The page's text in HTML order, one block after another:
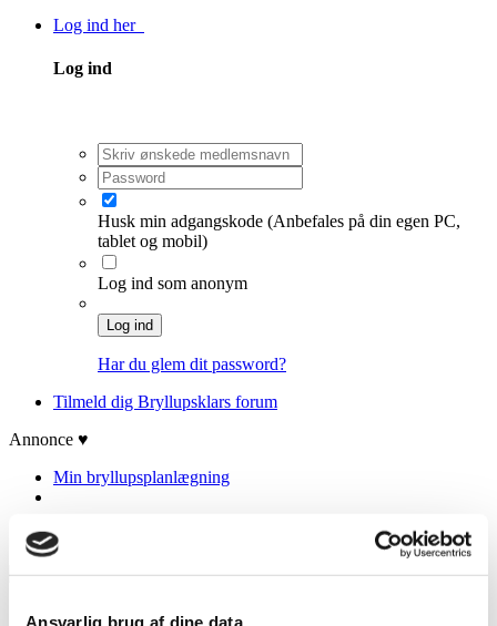
Ansvarlig brug af dine data
Log ind her
Log ind
Husk min adgangskode (Anbefales på din egen PC,
tablet og mobil)
Log ind som anonym
Log ind
Har du glem dit password?
Tilmeld dig Bryllupsklars forum
Annonce ♥
Min bryllupsplanlægning
SHOP TILL YOU DROP